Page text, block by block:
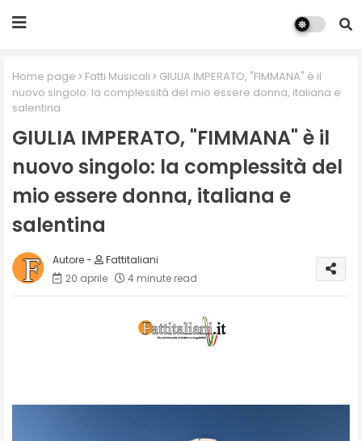
Home page Fatti Musicali
GIULIA IMPERATO, "FIMMANA" è il
nuovo singolo: la complessità del mio essere donna, italiana e
salentina
GIULIA IMPERATO, "FIMMANA" è il
nuovo singolo: la complessità del
mio essere donna, italiana e
salentina
Fattitaliani
20 aprile
4 minute read